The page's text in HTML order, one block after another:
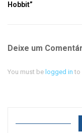
Hobbit”
Deixe um
You must be logged in to